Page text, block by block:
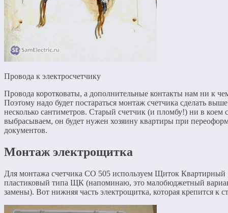
Провода к электросчетчику
Провода коротковаты, а дополнительные контакты нам ни к
Поэтому надо будет постараться монтаж счетчика сделать
несколько сантиметров. Старый счетчик (и пломбу!) ни в коем
выбрасываем, он будет нужен хозяину квартиры при
документов.
Монтаж электрощитка
Для монтажа счетчика СО 505 используем Щиток Квартирный
пластиковый типа ЩК (напоминаю, это малобюджетный
замены). Вот нижняя часть электрощитка, которая крепится к